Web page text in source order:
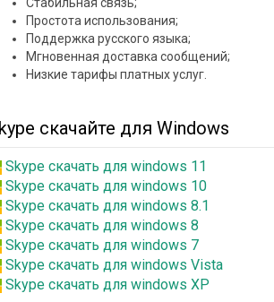
Простота использования;
Поддержка русского языка;
Мгновенная доставка сообщений;
Низкие тарифы платных услуг.
скачайте для Windows
Skype скачать для windows 11
Skype скачать для windows 10
Skype скачать для windows 8.1
Skype скачать для windows 8
Skype скачать для windows 7
Skype скачать для windows Vista
Skype скачать для windows XP